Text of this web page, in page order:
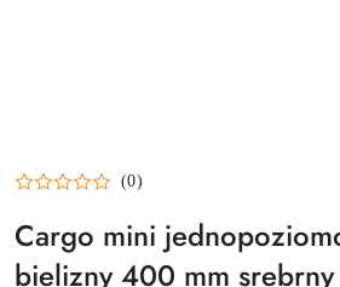
(0)
Cargo mini
bielizny 400 mm srebrny